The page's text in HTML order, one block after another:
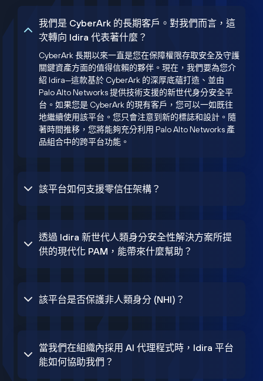
我們是 CyberArk 的長期客戶。對我們而言，這
次轉向 Idira 代表著什麼？
CyberArk 長期以來一直是您在保障權限存取安全及守護
關鍵資產方面的值得信賴的夥伴。現在，我們要為您介
紹 Idira—這款基於 CyberArk 的深厚底蘊打造、並由
Palo Alto Networks 提供技術支援的新世代身分安全平
台。如果您是 CyberArk 的現有客戶，您可以一如既往
地繼續使用該平台。您只會注意到新的標誌和設計。隨
著時間推移，您將能夠充分利用 Palo Alto Networks 產
品組合中的跨平台功能。
該平台如何支援零信任架構？
透過 Idira 新世代人類身分安全性解決方案所提
供的現代化 PAM，能帶來什麼幫助？
該平台是否保護非人類身分 (NHI)？
當我們在組織內採用 AI 代理程式時，Idira 平台
能如何協助我們？